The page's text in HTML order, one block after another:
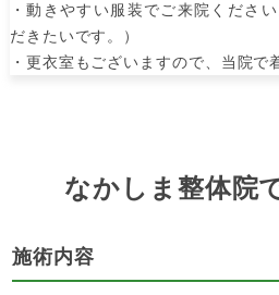
・動きやすい服装でご来院くださ
だきたいです。）
・更衣室もございますので、当院で
なかしま整体院
施術内容